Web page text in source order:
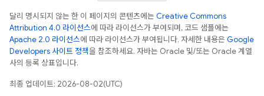
달리 명시되지 않는 한 이 페이지의 콘텐츠에는 Creative Commons
Attribution 4.0 라이선스에 따라 라이선스가 부여되며, 코드 샘플에는
Apache 2.0 라이선스에 따라 라이선스가 부여됩니다. 자세한 내용은 Google
Developers 사이트 정책을 참조하세요. 자바는 Oracle 및/또는 Oracle 계열
사의 등록 상표입니다.
최종 업데이트: 2026-08-02(UTC)